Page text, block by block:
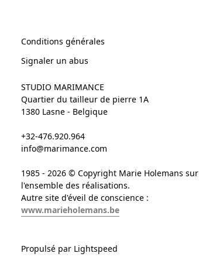
Conditions générales
Signaler un abus
STUDIO MARIMANCE
Quartier du tailleur de pierre 1A
1380 Lasne - Belgique
+32-476.920.964
info@marimance.com
1985 - 2026 © Copyright Marie Holemans sur
l'ensemble des réalisations.
Autre site d'éveil de conscience :
www.marieholemans.be
Propulsé par Lightspeed